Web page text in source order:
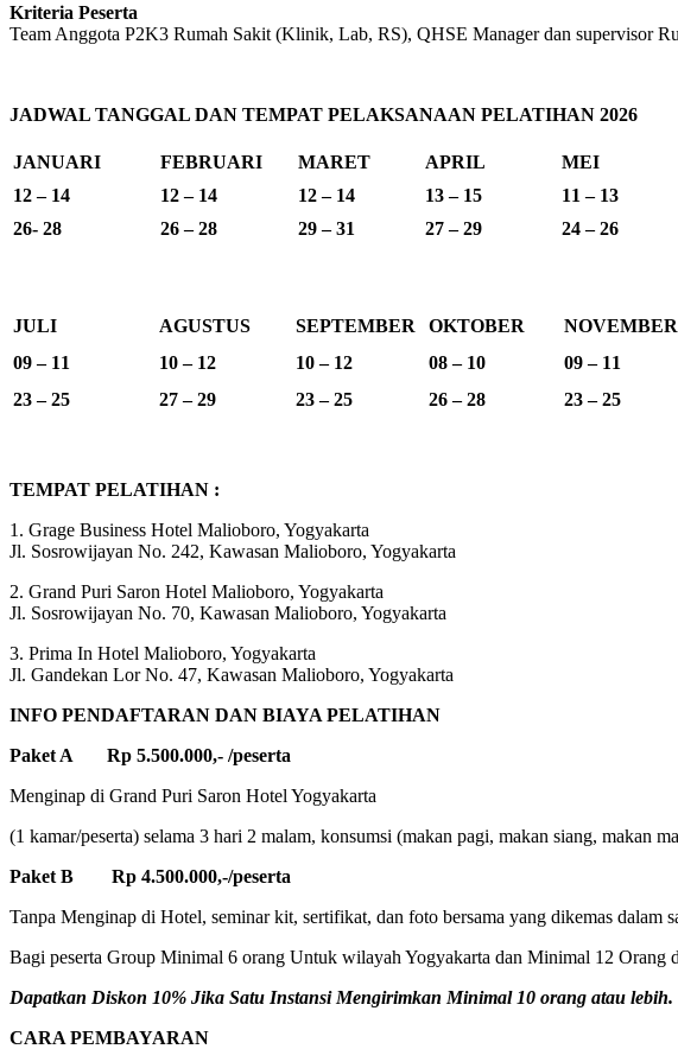
Kriteria Peserta
Team Anggota P2K3 Rumah Sakit (Klinik, Lab, RS), QHSE Manager dan supervisor
JADWAL TANGGAL DAN TEMPAT PELAKSANAAN PELATIHAN 2026
JANUARI FEBRUARI MARET APRIL MEI
12 – 14
12 – 14 12 – 14 13 – 15 11 – 13
26- 28
26 – 28 29 – 31 27 – 29 24 – 26
JULI AGUSTUS SEPTEMBER OKTOBER NOVEMBER
09 – 11
10 – 12 10 – 12 08 – 10 09 – 11
23 – 25
27 – 29 23 – 25 26 – 28 23 – 25
TEMPAT PELATIHAN :
1. Grage Business Hotel Malioboro, Yogyakarta
Jl. Sosrowijayan No. 242, Kawasan Malioboro, Yogyakarta
2. Grand Puri Saron Hotel Malioboro, Yogyakarta
Jl. Sosrowijayan No. 70, Kawasan Malioboro, Yogyakarta
3. Prima In Hotel Malioboro, Yogyakarta
Jl. Gandekan Lor No. 47, Kawasan Malioboro, Yogyakarta
INFO PENDAFTARAN DAN BIAYA PELATIHAN
Paket A Rp 5.500.000,- /peserta
Menginap di Grand Puri Saron Hotel Yogyakarta
(1 kamar/peserta) selama 3 hari 2 malam, konsumsi (makan pagi, makan siang, makan
Paket B Rp 4.500.000,-/peserta
Tanpa Menginap di Hotel, seminar kit, sertifikat, dan foto bersama yang dikemas dalam
Bagi peserta Group Minimal 6 orang Untuk wilayah Yogyakarta dan Minimal 12 Orang
Dapatkan Diskon 10% Jika Satu Instansi Mengirimkan Minimal 10 orang atau lebih.
CARA PEMBAYARAN